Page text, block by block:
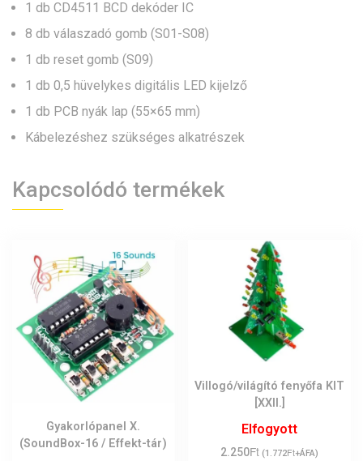
1 db CD4511 BCD dekóder IC
8 db válaszadó gomb (S01-S08)
1 db reset gomb (S09)
1 db 0,5 hüvelykes digitális LED kijelző
1 db PCB nyák lap (55×65 mm)
Kábelezéshez szükséges alkatrészek
Kapcsolódó termékek
Gyakorlópanel X.
(SoundBox-16 / Effekt-tár)
Villogó/világító fenyőfa KIT
[XXII.]
Elfogyott
2.250Ft (1.772Ft+ÁFA)